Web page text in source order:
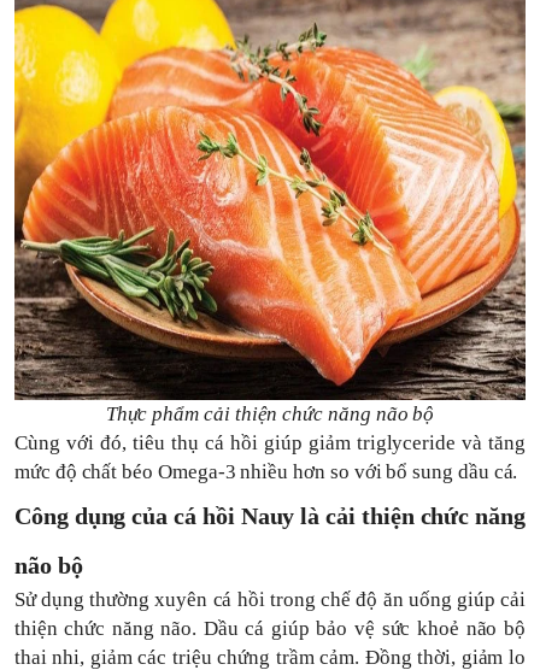
Thực phẩm cải thiện chức năng não bộ
Cùng với đó, tiêu thụ cá hồi giúp giảm triglyceride và tăng
mức độ chất béo Omega-3 nhiều hơn so với bổ sung dầu cá.
Công dụng của cá hồi Nauy là cải thiện chức năng
não bộ
Sử dụng thường xuyên cá hồi trong chế độ ăn uống giúp cải
thiện chức năng não. Dầu cá giúp bảo vệ sức khoẻ não bộ
thai nhi, giảm các triệu chứng trầm cảm. Đồng thời, giảm lo